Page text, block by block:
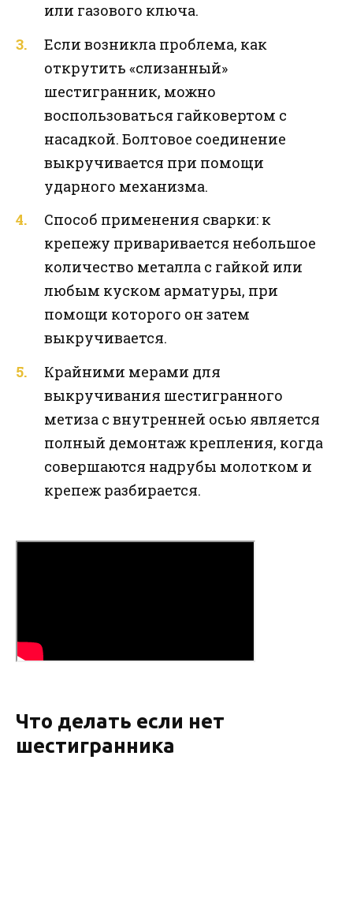
или газового ключа.
Если возникла проблема, как
открутить «слизанный»
шестигранник, можно
воспользоваться гайковертом с
насадкой. Болтовое соединение
выкручивается при помощи
ударного механизма.
Способ применения сварки: к
крепежу приваривается небольшое
количество металла с гайкой или
любым куском арматуры, при
помощи которого он затем
выкручивается.
Крайними мерами для
выкручивания шестигранного
метиза с внутренней осью является
полный демонтаж крепления, когда
совершаются надрубы молотком и
крепеж разбирается.
Что делать если нет
шестигранника